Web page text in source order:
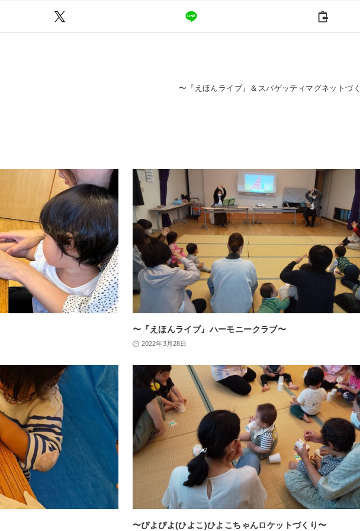
〜『えほんライブ』＆スパゲッティマグネットづ
〜『えほんライブ』ハーモニークラブ〜
2022年3月28日
〜ぴよぴよ(ひよこ)ひよこちゃんロケットづくり〜